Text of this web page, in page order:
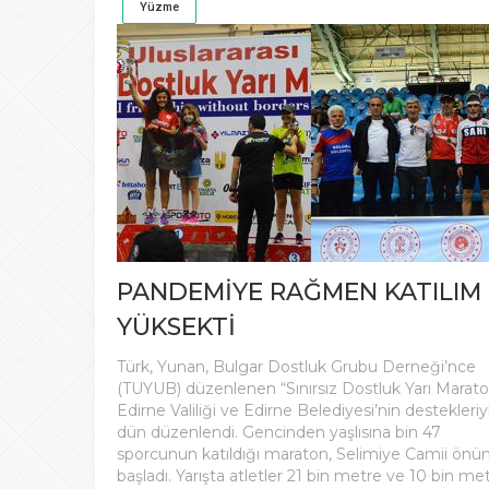
Yüzme
PANDEMİYE RAĞMEN KATILIM
YÜKSEKTİ
Türk, Yunan, Bulgar Dostluk Grubu Derneği’nce
(TUYUB) düzenlenen “Sınırsız Dostluk Yarı
Edirne Valiliği ve Edirne Belediyesi’nin
dün düzenlendi. Gencinden yaşlısına bin 47
sporcunun katıldığı maraton, Selimiye Camii
başladı. Yarışta atletler 21 bin metre ve 10 bin